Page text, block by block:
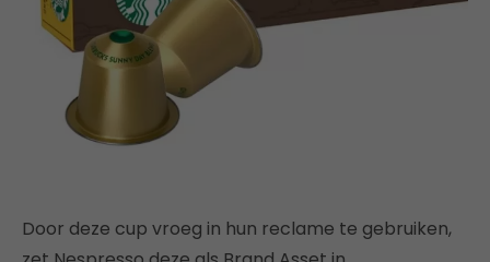
Door deze cup vroeg in hun reclame te gebruiken,